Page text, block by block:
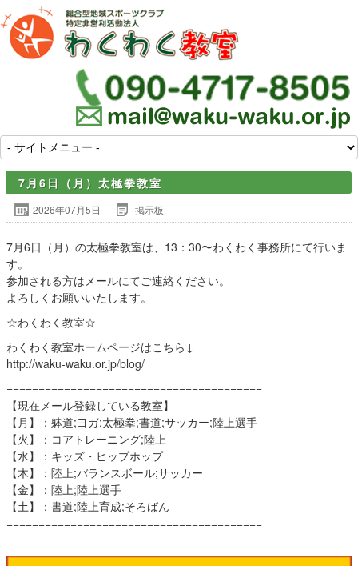
7月6日（月）太極拳教室
2026年07月5日 掲示板
7月6日（月）の太極拳教室は、13：30〜わくわく事務所にて行いま
す。
参加される方はメールにてご連絡ください。
よろしくお願いいたします。
☆わくわく教室☆
わくわく教室ホームページはこちら↓
http://waku-waku.or.jp/blog/
========================================
【現在メール登録している教室】
【月】：躰道;ヨガ;太極拳;書道;サッカー;陸上選手
【火】：コアトレーニング;陸上
【水】：キッズ・ヒップホップ
【木】：陸上;バランスボール;サッカー
【金】：陸上;陸上選手
【土】：書道;陸上育成;そろばん
========================================